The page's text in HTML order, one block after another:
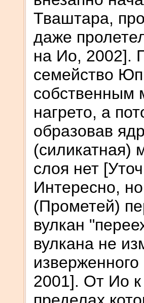
Тваштара,
даже
на Ио, 2002].
семейство
собственным
нагрето, а
образовав
(силикатная)
слоя нет
Интересно,
(Прометей)
вулкан
вулкана не
2001]. От Ио